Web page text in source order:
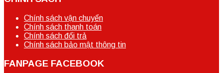
Chính sách vận chuyển
Chính sách thanh toán
Chính sách đổi trả
Chính sách bảo mật thông tin
FANPAGE FACEBOOK